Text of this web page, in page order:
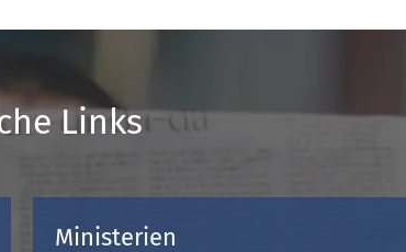
Links
Ministerien